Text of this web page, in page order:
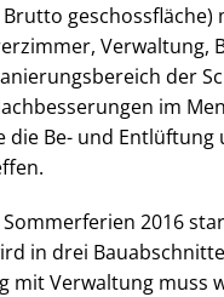
geschossfläche)
Verwaltung,
der
im
die Be- und Entlüftung
2016
in drei
mit Verwaltung muss